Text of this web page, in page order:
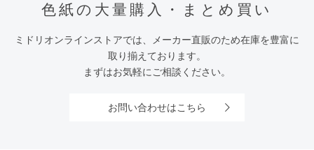
色紙の大量購入・まとめ買い
ミドリオンラインストアでは、メーカー直販のため在庫を豊富に
取り揃えております。
まずはお気軽にご相談ください。
お問い合わせはこちら